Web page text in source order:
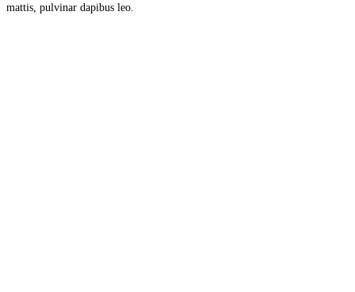
mattis, pulvinar dapibus leo.